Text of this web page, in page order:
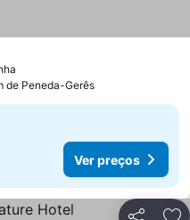
de Peneda-Gerês
Ver preços